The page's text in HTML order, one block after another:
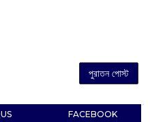
পুরাতন পোস্ট
FACEBOOK